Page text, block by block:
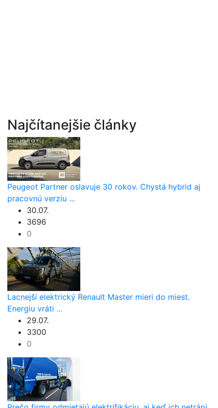
Najčítanejšie články
Peugeot Partner oslavuje 30 rokov. Chystá hybrid aj
pracovnú verziu ...
30.07.
3696
0
Lacnejší elektrický Renault Master mieri do miest.
Energiu vráti ...
29.07.
3300
0